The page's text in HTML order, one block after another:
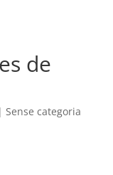
de
| Sense categoria